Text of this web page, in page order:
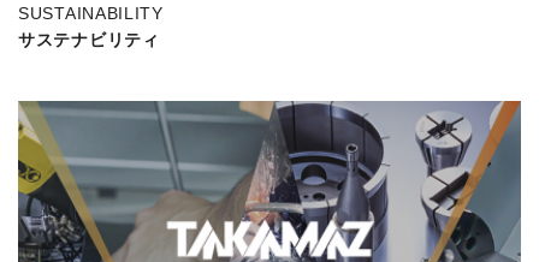
SUSTAINABILITY
サステナビリティ